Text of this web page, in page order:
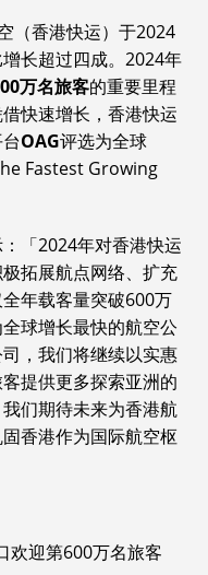
（香港快运）于2024
长超过四成。2024年
万名旅客的重要里程
快速增长，香港快运
OAG评选为全球
Fastest Growing
「2024年对香港快运
拓展航点网络、扩充
年载客量突破600万
球增长最快的航空公
，我们将继续以实惠
提供更多探索亚洲的
们期待未来为香港航
香港作为国际航空枢
欢迎第600万名旅客